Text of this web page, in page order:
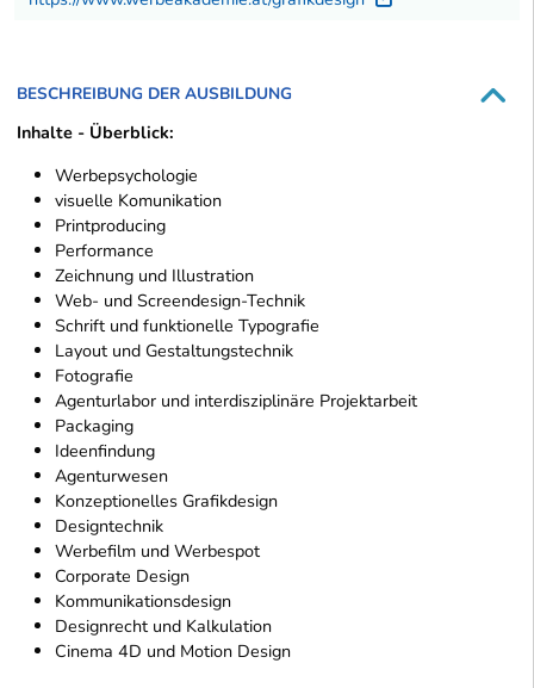
BESCHREIBUNG DER AUSBILDUNG
Inhalte - Überblick:
Werbepsychologie
visuelle Komunikation
Printproducing
Performance
Zeichnung und Illustration
Web- und Screendesign-Technik
Schrift und funktionelle Typografie
Layout und Gestaltungstechnik
Fotografie
Agenturlabor und interdisziplinäre Projektarbeit
Packaging
Ideenfindung
Agenturwesen
Konzeptionelles Grafikdesign
Designtechnik
Werbefilm und Werbespot
Corporate Design
Kommunikationsdesign
Designrecht und Kalkulation
Cinema 4D und Motion Design